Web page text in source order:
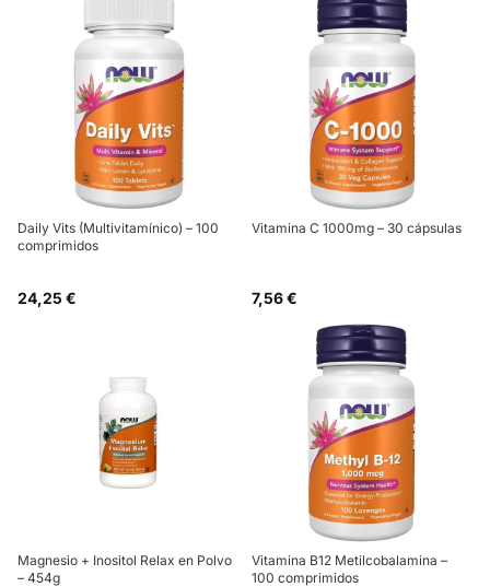
Daily Vits (Multivitamínico) – 100
comprimidos
24,25 €
Vitamina C 1000mg – 30 cápsulas
7,56 €
Magnesio + Inositol Relax en Polvo
– 454g
Vitamina B12 Metilcobalamina –
100 comprimidos